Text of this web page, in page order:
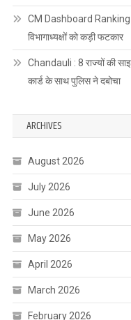
CM Dashboard Ranking :
विभागाध्यक्षों को कड़ी फटकार
Chandauli : 8 राज्यों की
कार्ड के साथ पुलिस ने दबोचा
ARCHIVES
August 2026
July 2026
June 2026
May 2026
April 2026
March 2026
February 2026